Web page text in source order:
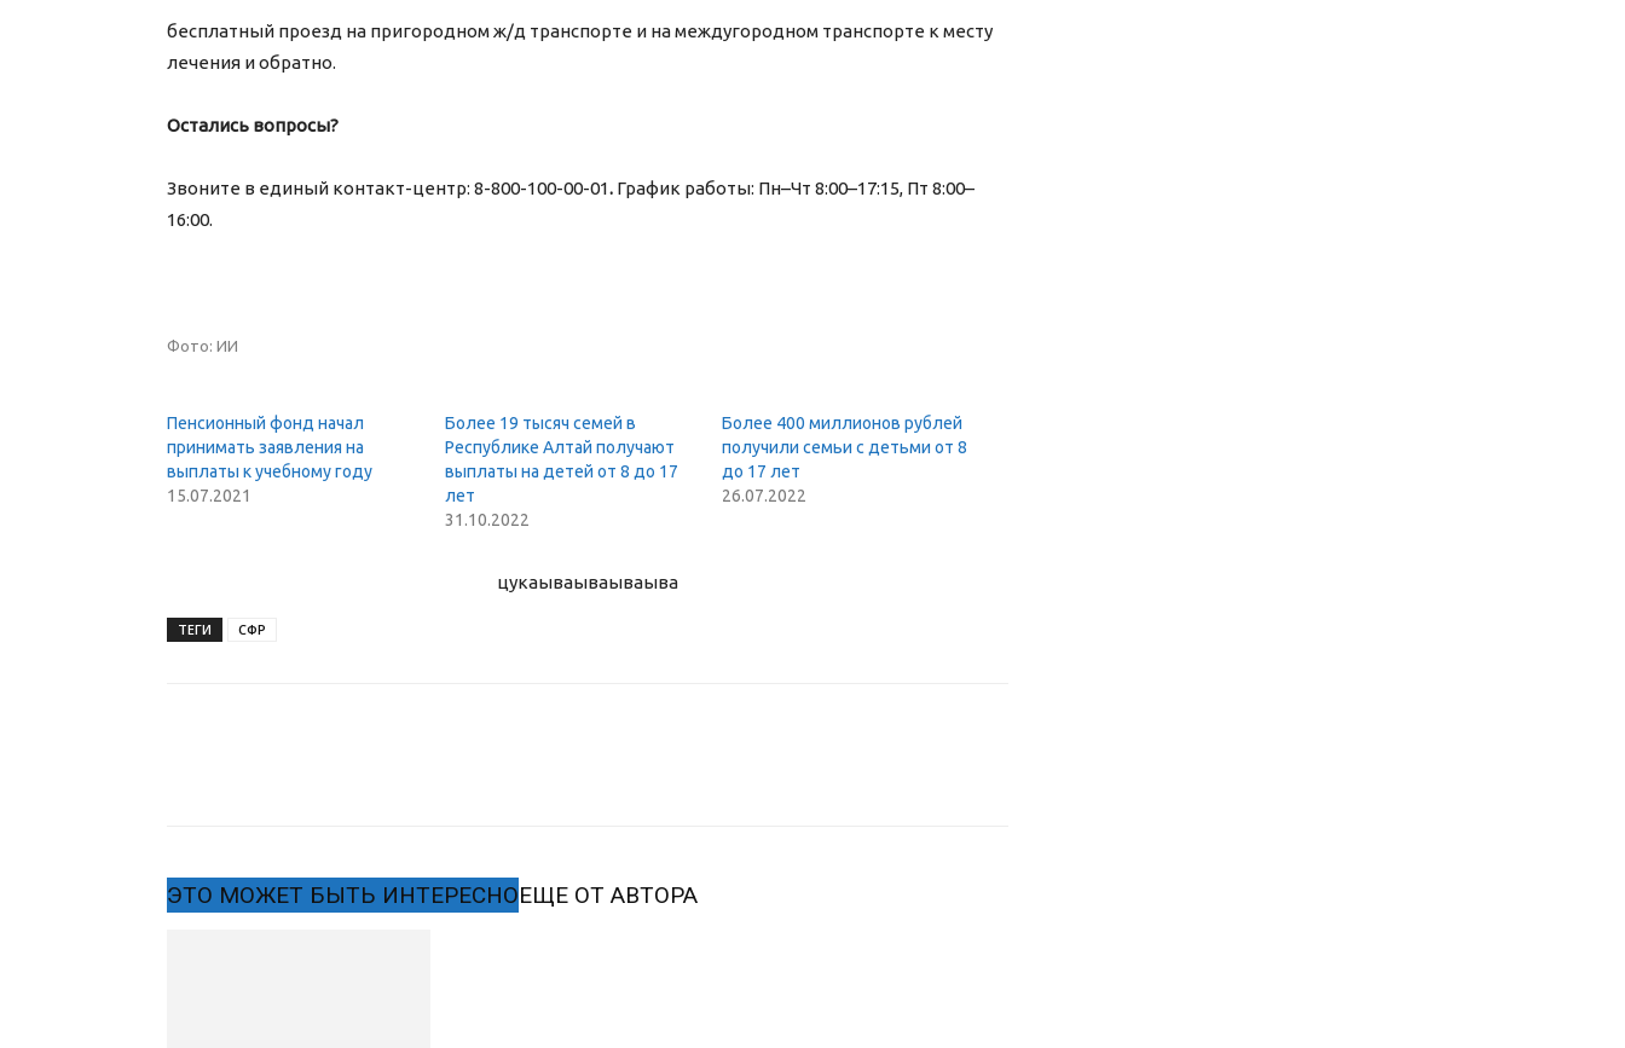
бесплатный проезд на пригородном ж/д транспорте и на междугородном транспорте к месту
лечения и обратно.
Остались вопросы?
Звоните в единый контакт-центр: 8-800-100-00-01. График работы: Пн–Чт 8:00–17:15, Пт 8:00–
16:00.
Фото: ИИ
Пенсионный фонд начал
принимать заявления на
выплаты к учебному году
15.07.2021
Более 19 тысяч семей в
Республике Алтай получают
выплаты на детей от 8 до 17
лет
31.10.2022
Более 400 миллионов рублей
получили семьи с детьми от 8
до 17 лет
26.07.2022
цукаываываываыва
ТЕГИ СФР
ЭТО МОЖЕТ БЫТЬ ИНТЕРЕСНОЕЩЕ ОТ АВТОРА